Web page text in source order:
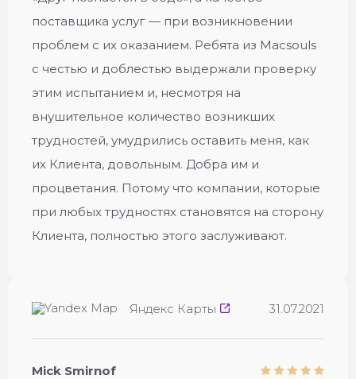
поставщика услуг — при возникновении
проблем с их оказанием. Ребята из Macsouls
с честью и доблестью выдержали проверку
этим испытанием и, несмотря на
внушительное количество возникших
трудностей, умудрились оставить меня, как
их Клиента, довольным. Добра им и
процветания. Потому что компании, которые
при любых трудностях становятся на сторону
Клиента, полностью этого заслуживают.
Яндекс Карты 31.07.2021
Mick Smirnof